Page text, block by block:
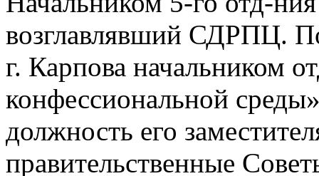
возглавлявший СДРПЦ.
г. Карпова начальником
конфессиональной
должность его
правительственные